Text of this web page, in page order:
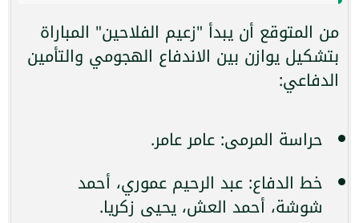
من المتوقع أن يبدأ "زعيم الفلاحين" المباراة
بتشكيل يوازن بين الاندفاع الهجومي والتأمين
الدفاعي:
حراسة المرمى: عامر عامر.
خط الدفاع: عبد الرحيم عموري، أحمد
شوشة، أحمد العش، يحيى زكريا.